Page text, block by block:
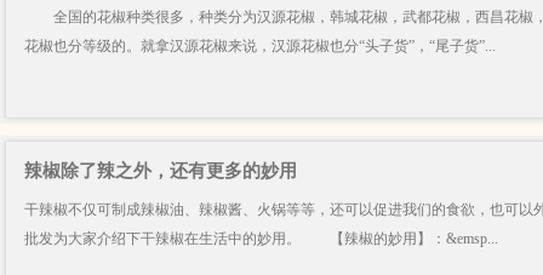
全国的花椒种类很多，种类分为汉源花椒，韩城花椒，武都花椒，西昌花椒
花椒也分等级的。就拿汉源花椒来说，汉源花椒也分“头子货”，“尾子货”...
辣椒除了辣之外，还有更多的妙用
干辣椒不仅可制成辣椒油、辣椒酱、火锅等等，还可以促进我们的食欲，也可以
批发为大家介绍下干辣椒在生活中的妙用。 【辣椒的妙用】：&emsp...